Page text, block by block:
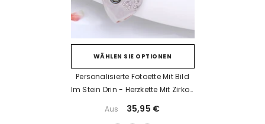
WÄHLEN SIE OPTIONEN
Personalisierte Fotoette Mit Bild
Im Stein Drin - Herzkette Mit Zirkon
Hundepfoten,Geschenke Für
Damen
Aus 35,95 €